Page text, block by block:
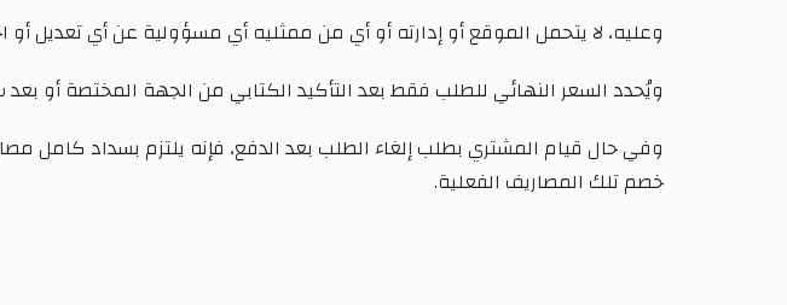
وعليه، لا يتحمل الموقع أو إدارته أو أي من ممثليه أي مسؤولية عن أي تعديل أو
ويُحدد السعر النهائي للطلب فقط بعد التأكيد الكتابي من الجهة المختصة أو
وفي حال قيام المشتري بطلب إلغاء الطلب بعد الدفع، فإنه يلتزم بسداد كامل
خصم تلك المصاريف الفعلية.